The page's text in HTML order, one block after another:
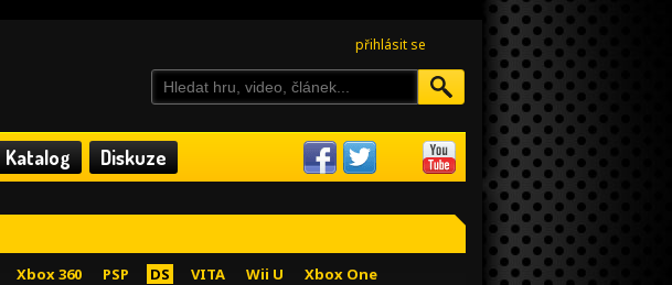
přihlásit se
Katalog Diskuze
Xbox 360 PSP DS VITA Wii U
Xbox One